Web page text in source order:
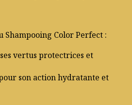
Shampooing Color Perfect :
vertus protectrices et
son action hydratante et